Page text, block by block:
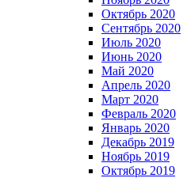
Октябрь 2020
Сентябрь 2020
Июль 2020
Июнь 2020
Май 2020
Апрель 2020
Март 2020
Февраль 2020
Январь 2020
Декабрь 2019
Ноябрь 2019
Октябрь 2019